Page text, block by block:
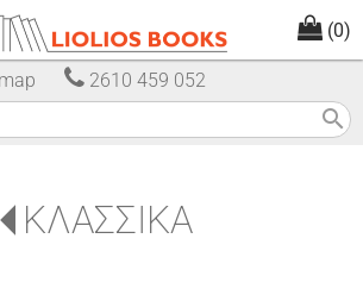
(0)
2610 459 052
search
ΚΛΑΣΣΙΚΑ